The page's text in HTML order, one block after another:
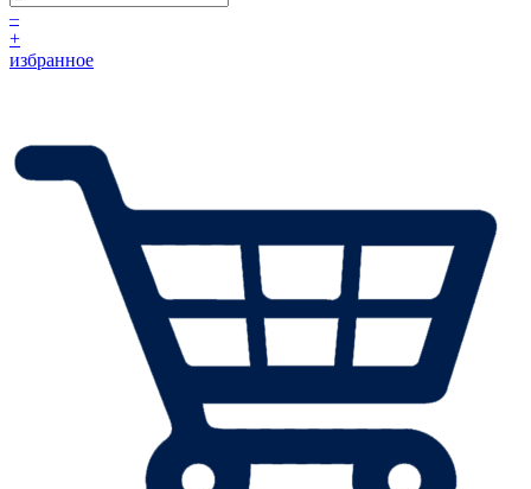
–
+
избранное